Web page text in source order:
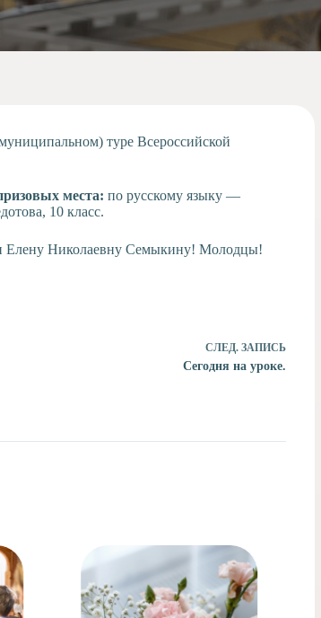
туре Всероссийской
места: по русскому языку —
10 класс.
Елену Николаевну Семыкину! Молодцы!
СЛЕД. ЗАПИСЬ
Сегодня на уроке.